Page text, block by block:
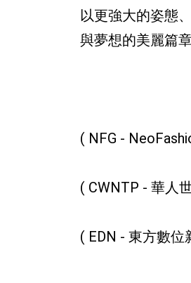
以更強大的姿態
與夢想的美麗篇章
( NFG -
( CWNTP - 華人
( EDN - 東方數